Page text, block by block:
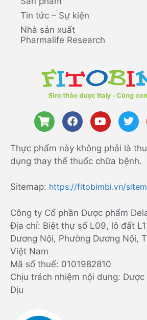
Tin tức – Sự kiện
Nhà sản xuất
Pharmalife Research
Thực phẩm này không phải là
dụng thay thế thuốc chữa bệnh.
Sitemap: https://fitobimbi.vn/
Công ty Cổ phần Dược phẩm
Địa chỉ: Biệt thự số L09, lô đất
Dương Nội, Phường Dương Nội,
Việt Nam
Mã số thuế: 0101982810
Chịu trách nhiệm nội dung:
Dịu